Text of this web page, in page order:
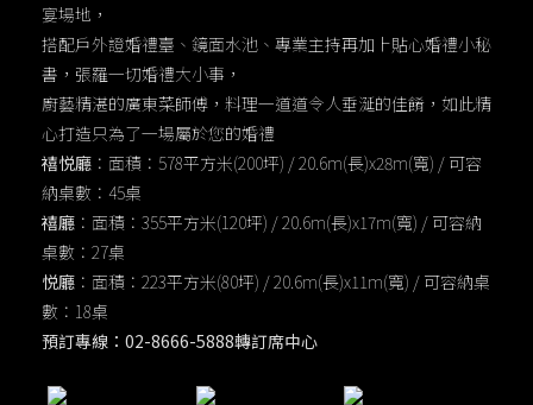
宴場地，
搭配戶外證婚禮臺、鏡面水池、專業主持再加上貼心婚禮小秘
書，張羅一切婚禮大小事，
廚藝精湛的廣東菜師傅，料理一道道令人垂涎的佳餚，如此精
心打造只為了一場屬於您的婚禮
禧悦廳 ：面積：578平方米(200坪) / 20.6m(長)x28m(寬) / 可容
納桌數：45桌
禧廳 ：面積：355平方米(120坪) / 20.6m(長)x17m(寬) / 可容納
桌數：27桌
悦廳 ：面積：223平方米(80坪) / 20.6m(長)x11m(寬) / 可容納桌
數：18桌
預訂專線：02-8666-5888轉訂席中心